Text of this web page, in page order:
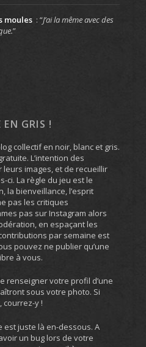
moules : “J’ai la même avec des
”
EN GRIS !
collectif en noir, blanc et gris.
L’intention des
images, et de recueillir
ci. La règle du jeu est le
la bienveillance, l’esprit
pas les critiques
pas sur Instagram alors
en espaçant les
par semaine est
pouvez ne publier qu’une
à vous.
renseigner votre profil d’une
sous votre photo. Si
courrez-y !
est juste là en-dessous. A
un bug lors de votre